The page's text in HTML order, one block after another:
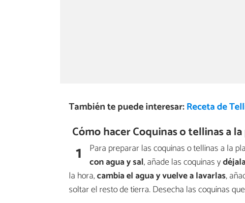
También te puede interesar:Receta de
Cómo hacer Coquinas o tellinas a
1 Para preparar las coquinas o tellinas a la
con agua y sal, añade las coquinas y
la hora,cambia el agua y vuelve a lavarlas,
soltar el resto de tierra. Desecha las coquinas